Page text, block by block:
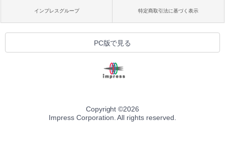
インプレスグループ 特定商取引法に基づく表示
PC版で見る
Copyright ©2026
Impress Corporation. All rights reserved.